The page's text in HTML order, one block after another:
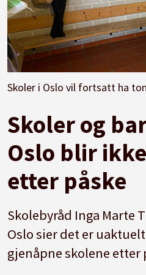
Skoler i Oslo vil fortsatt ha tomme garderober uke etter påske. Også
Skoler og
Oslo blir
etter påske
Skolebyråd Inga Marte
Oslo sier det er
gjenåpne skolene etter